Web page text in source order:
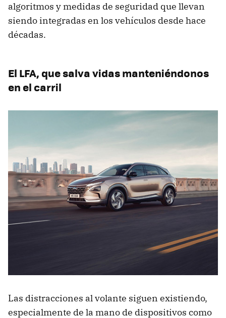
algoritmos y medidas de seguridad que llevan
siendo integradas en los vehículos desde hace
décadas.
El LFA, que salva vidas manteniéndonos
en el carril
Las distracciones al volante siguen existiendo,
especialmente de la mano de dispositivos como